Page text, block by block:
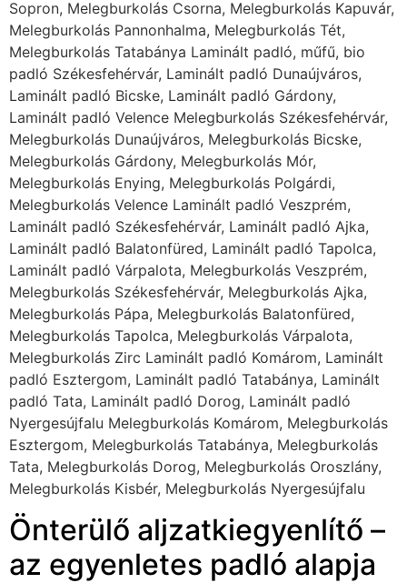
Sopron, Melegburkolás Csorna, Melegburkolás Kapuvár,
Melegburkolás Pannonhalma, Melegburkolás Tét,
Melegburkolás Tatabánya Laminált padló, műfű, bio
padló Székesfehérvár, Laminált padló Dunaújváros,
Laminált padló Bicske, Laminált padló Gárdony,
Laminált padló Velence Melegburkolás Székesfehérvár,
Melegburkolás Dunaújváros, Melegburkolás Bicske,
Melegburkolás Gárdony, Melegburkolás Mór,
Melegburkolás Enying, Melegburkolás Polgárdi,
Melegburkolás Velence Laminált padló Veszprém,
Laminált padló Székesfehérvár, Laminált padló Ajka,
Laminált padló Balatonfüred, Laminált padló Tapolca,
Laminált padló Várpalota, Melegburkolás Veszprém,
Melegburkolás Székesfehérvár, Melegburkolás Ajka,
Melegburkolás Pápa, Melegburkolás Balatonfüred,
Melegburkolás Tapolca, Melegburkolás Várpalota,
Melegburkolás Zirc Laminált padló Komárom, Laminált
padló Esztergom, Laminált padló Tatabánya, Laminált
padló Tata, Laminált padló Dorog, Laminált padló
Nyergesújfalu Melegburkolás Komárom, Melegburkolás
Esztergom, Melegburkolás Tatabánya, Melegburkolás
Tata, Melegburkolás Dorog, Melegburkolás Oroszlány,
Melegburkolás Kisbér, Melegburkolás Nyergesújfalu
Önterülő aljzatkiegyenlítő –
az egyenletes padló alapja